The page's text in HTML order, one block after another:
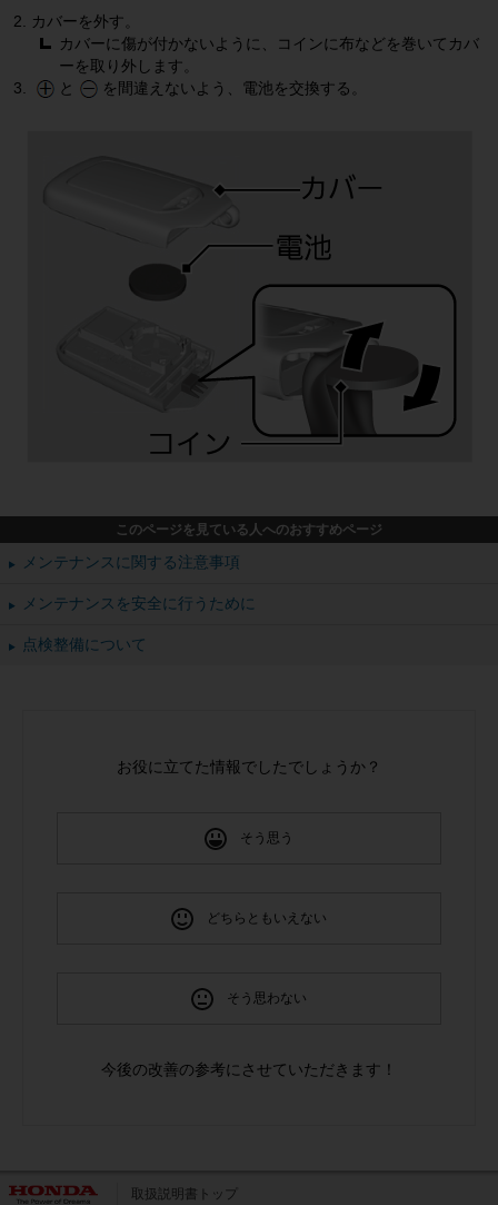
れた年代の法規制等に基づいた内容であり現在の法規制等に適合した最新の
内容ではない場合があること
（３）本サービスにより提供する取扱説明書の内容は、当社製品の仕様変更
等にともない製品に同梱されている取扱説明書と一部内容が異なる場合があ
ること
であり、実際の製品、仕様、色と異なる場合があること
製品に同梱された書面に基づき提供していること
（７）本サービスを提供するコンピュータシステムがウィルスに感染してい
（８）本サービスがお客様の必要性に適合していること
（９）前各号の他、本サービスの正確性、完全性、確実性、適用性、有用
性、利用可能性、安全性、信頼性及び無故障性等
２．当社は、第３条第１項又は第２項によりお客様又は第三者が被った不利
益又は損害（本サービスの利用機会の喪失その他付随的損害、間接損害、特
別損害、将来の損害及び逸失利益等一切の不利益又は損害を含みますがこれ
に限られません。以下、「損害等」といいます。）について、一切責任を負
又は第三者が被った一切の損害等について、当社は、一切の責任を負いませ
ん。
４．当社は、お客様がデータへの不正アクセスや不正改変等の行為を行うこ
５．当社は、お客様が本サービスを利用するための携帯電話、スマートフォ
ン、タブレット、PCその他のあらゆる機器（以下、「利用端末機」とい
う。）のハードウェア又はソフトウェアに改変、改造、技術的修正等を施
て適用される法令・規制を遵守しなければならず、当社はお客様の法令・規
とにより事故、事件等が発生し、お客様又は第三者に損害等が生じた場合に
になんらかの損害等が生じたとしても、当社は、一切責任を負いません。
条件のうち、当社の損害賠償責任を完全に免責する規定は適用されないもの
とします。この場合において、当社は、当社に故意又は重過失がある場合を
は予見し得た場合を含む。）については、一切の責任を負いません。
第６条（本サービスの利用環境）
カバーを外す。
カバーに傷が付かないように、コインに布などを巻いてカバ
ーを取り外します。
と
を間違えないよう、電池を交換する。
このページを見ている人へのおすすめページ
メンテナンスに関する注意事項
メンテナンスを安全に行うために
点検整備について
お役に立てた情報でしたでしょうか？
そう思う
どちらともいえない
そう思わない
今後の改善の参考にさせていただきます！
取扱説明書トップ